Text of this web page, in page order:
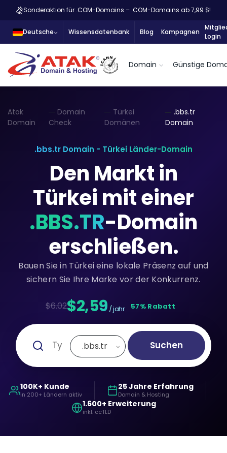
Sonderaktion für .COM-Domains – .COM-Domains ab 7,99 $!
Deutsche Wissensdatenbank Blog Kampagnen
Login
Domain Günstige
Atak
Domain
Domain
Check
Türkei
Domänen
.bbs.tr
Domain
.bbs.tr Domain - Türkei Länder-Domain
Den Markt in
Türkei mit einer
.BBS.TR-Domain
erschließen.
Bauen Sie in Türkei eine lokale Präsenz auf und
sichern Sie Ihre Marke vor der Konkurrenz.
$6.02$2,59 / jahr 57% Rabatt
.bbs.tr Suchen
100K+ Kunde
in 200+ Ländern aktiv
25 Jahre Erfahrung
Domain & Hosting
1.600+ Erweiterung
inkl. ccTLD